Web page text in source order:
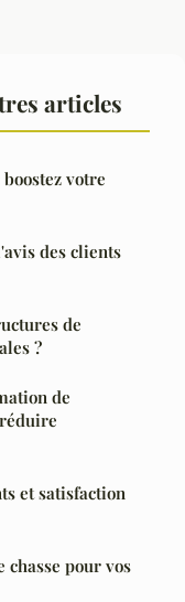
articles
votre
des clients
de
?
de
et satisfaction
pour vos